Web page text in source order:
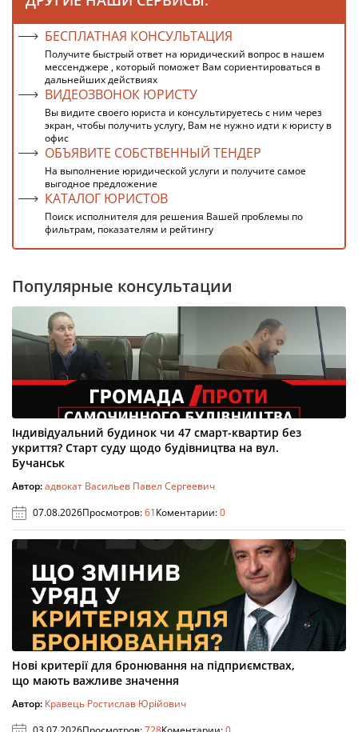
БЕСПЛАТНАЯ КОНСУЛЬТАЦИЯ
Получите быстрый ответ на юридический вопрос в нашем
мессенджере , который поможет Вам сориентироваться в
дальнейших действиях
ВИДЕОЗВОНОК ЮРИСТУ
Вы видите своего юриста и консультируетесь с ним через
экран, чтобы получить услугу, Вам не нужно идти к юристу в
офис
ОБЪЯВИТЕ СОБСТВЕННЫЙ ТЕНДЕР
На выполнение юридической услуги и получите самое
выгодное предложение
КАТАЛОГ ЮРИСТОВ
Поиск исполнителя для решения Вашей проблемы по
фильтрам, показателям и рейтингу
Популярные консультации
Індивідуальний будинок чи 47 смарт-квартир без
укриття? Старт суду щодо будівництва на вул.
Бучанськ
Автор:адвокат Васильев Павел Сергеевич
07.08.2026Просмотров:61Коментарии:0
Нові критерії для бронювання на підприємствах,
що мають важливе значення
Автор: Кравець Ростислав Юрійович